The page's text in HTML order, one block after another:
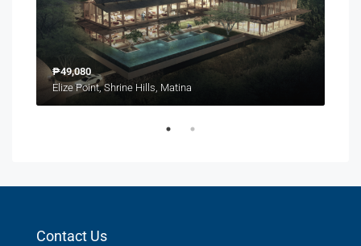
₱49,080
Elize Point, Shrine Hills, Matina
Contact Us